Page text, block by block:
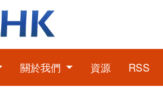
關於我們 資源 RSS